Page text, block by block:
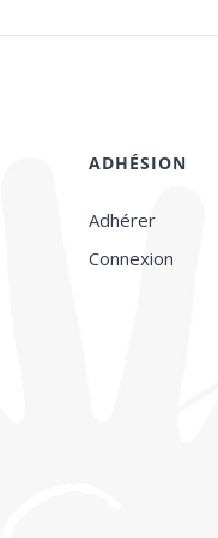
ADHÉSION
Adhérer
Connexion